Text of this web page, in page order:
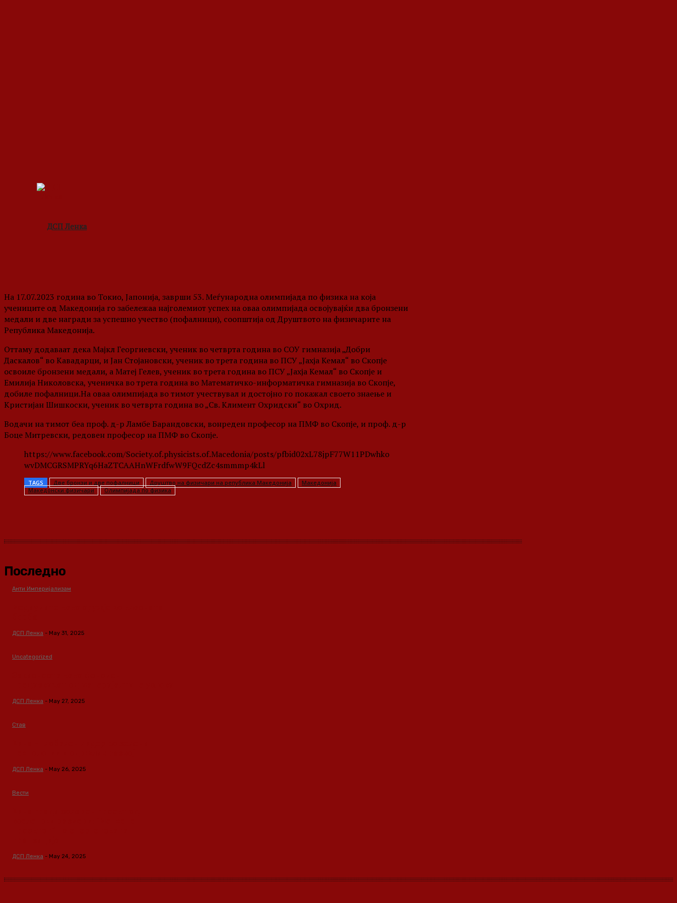
ДСП Ленка
На 17.07.2023 година во Токио, Јапонија, заврши 53. Меѓународна олимпијада по физика на која
учениците од Македонија го забележаа најголемиот успех на оваа олимпијада освојувајќи два бронзени
медали и две награди за успешно учество (пофалници), соопштија од Друштвото на физичарите на
Република Македонија.
Оттаму додаваат дека Мајкл Георгиевски, ученик во четврта година во СОУ гимназија „Добри
Даскалов“ во Кавадарци, и Јан Стојановски, ученик во трета година во ПСУ „Јахја Кемал“ во Скопје
освоиле бронзени медали, а Матеј Гелев, ученик во трета година во ПСУ „Јахја Кемал“ во Скопје и
Емилија Николовска, ученичка во трета година во Математичко-информатичка гимназија во Скопје,
добиле пофалници.На оваа олимпијада во тимот учествувал и достојно го покажал своето знаење и
Кристијан Шишкоски, ученик во четврта година во „Св. Климент Охридски“ во Охрид.
Водачи на тимот беа проф. д-р Ламбе Барандовски, вонреден професор на ПМФ во Скопје, и проф. д-р
Боце Митревски, редовен професор на ПМФ во Скопје.
https://www.facebook.com/Society.of.physicists.of.Macedonia/posts/pfbid02xL78jpF77W11PDwhko
wvDMCGRSMPRYq6HaZTCAAHnWFrdfwW9FQcdZc4smmmp4kLl
TAGS Две бронзи и две пофалници Друштво на физичари на република Македонија
Македонија
Македонски физичари
Олимпијада по физика
Последно
Анти Империјализам
ДСП Ленка - May 31, 2025
Uncategorized
ДСП Ленка - May 27, 2025
Став
ДСП Ленка - May 26, 2025
Вести
ДСП Ленка - May 24, 2025